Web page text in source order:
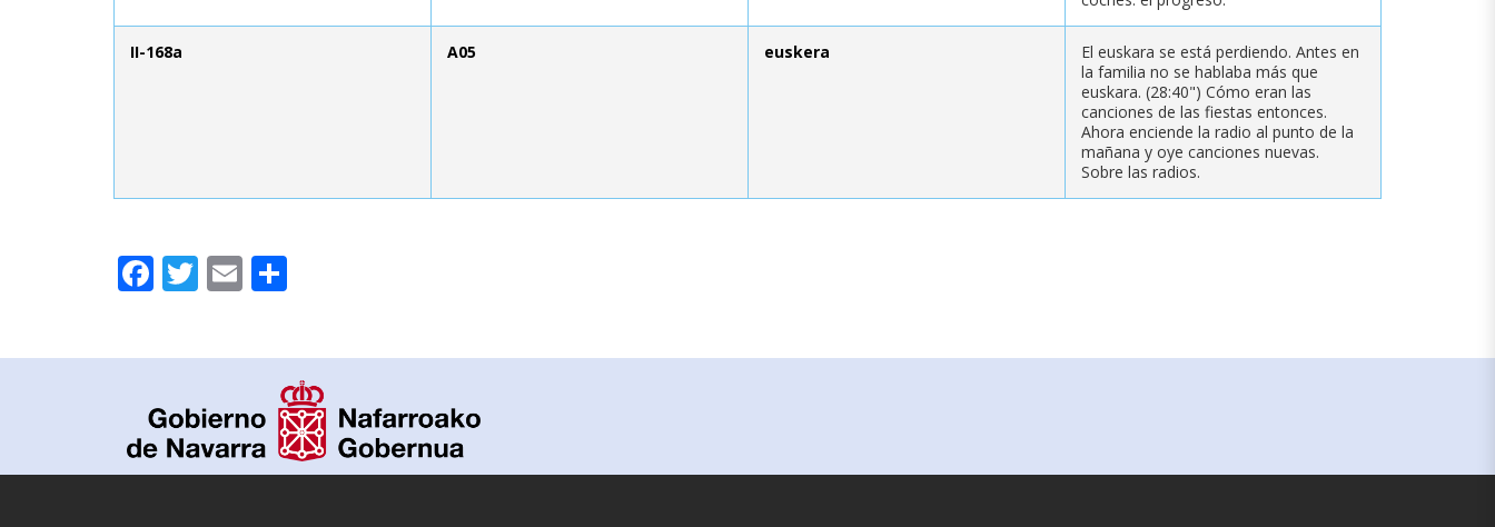
II-168a A05 euskera
El euskara se está perdiendo. Antes en
la familia no se hablaba más que
euskara. (28:40") Cómo eran las
canciones de las fiestas entonces.
Ahora enciende la radio al punto de la
mañana y oye canciones nuevas.
Sobre las radios.
Facebook
Twitter
Email